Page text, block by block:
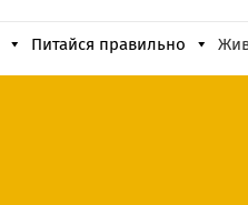
Питайся правильно